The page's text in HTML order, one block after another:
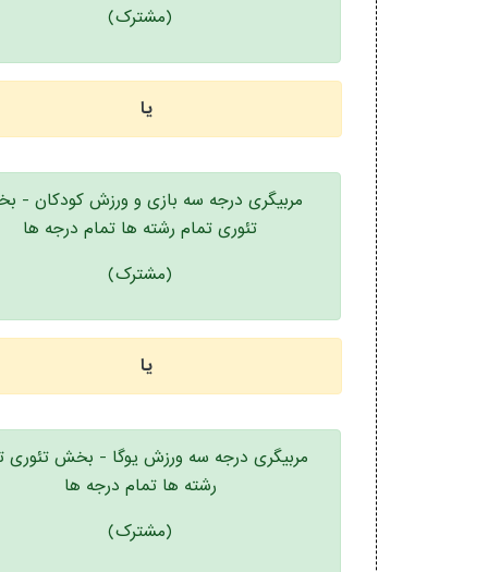
(مشترک)
یا
مربیگری درجه سه بازی و ورزش کودکان -
تئوری تمام رشته ها تمام درجه ها
(مشترک)
یا
مربیگری درجه سه ورزش یوگا - بخش تئوری
رشته ها تمام درجه ها
(مشترک)